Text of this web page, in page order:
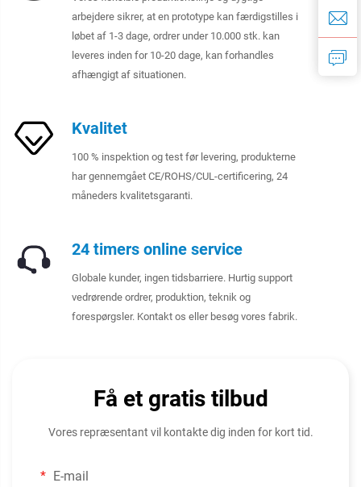
arbejdere sikrer, at en prototype kan færdigstilles i
løbet af 1-3 dage, ordrer under 10.000 stk. kan
leveres inden for 10-20 dage, kan forhandles
afhængigt af situationen.
Kvalitet
100 % inspektion og test før levering, produkterne
har gennemgået CE/ROHS/CUL-certificering, 24
måneders kvalitetsgaranti.
24 timers online service
Globale kunder, ingen tidsbarriere. Hurtig support
vedrørende ordrer, produktion, teknik og
forespørgsler. Kontakt os eller besøg vores fabrik.
Få et gratis tilbud
Vores repræsentant vil kontakte dig inden for kort tid.
E-mail